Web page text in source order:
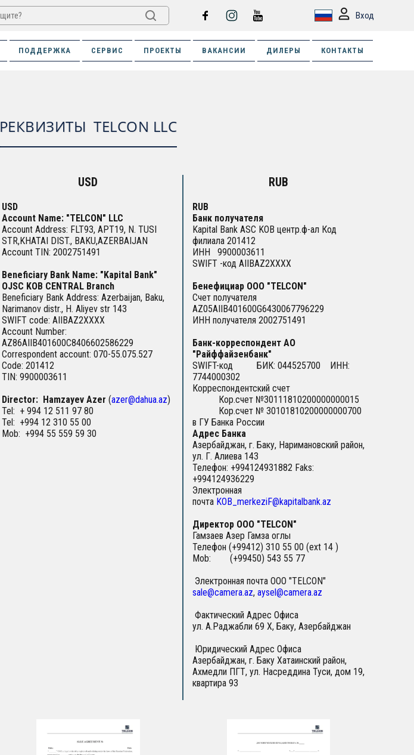
Вход
ПОДДЕРЖКА СЕРВИС ПРОЕКТЫ ВАКАНСИИ ДИЛЕРЫ КОНТАКТЫ
РЕКВИЗИТЫ TELCON LLC
USD
USD
Account Name: ″TELCON″ LLC
Account Address: FLT93, APT19, N. TUSI
STR,KHATAI DIST., BAKU,AZERBAIJAN
Account TIN: 2002751491
Beneficiary Bank Name: "Kapital Bank"
OJSC KOB CENTRAL Branch
Beneficiary Bank Address: Azerbaijan, Baku,
Narimanov distr., H. Aliyev str 143
SWIFT code: AIIBAZ2XXXX
Account Number:
AZ86AIIB401600C8406602586229
Correspondent account: 070-55.075.527
Code: 201412
TIN: 9900003611
Director: Hamzayev Azer(azer@dahua.az)
Tel: + 994 12 511 97 80
Tel: +994 12 310 55 00
Mob: +994 55 559 59 30
RUB
RUB
Банк получателя
Kapital Bank ASC KOB центр.ф-ал Код
филиала 201412
ИНН 9900003611
SWIFT -код AIIBAZ2XXXX
Бенефициар ООО ″TELCON″
Счет получателя
AZ05AIIB401600G6430067796229
ИНН получателя 2002751491
Банк-корреспондент АО
"Райффайзенбанк"
SWIFT-код БИК: 044525700 ИНН:
7744000302
Корреспондентский счет
Кор.счет №30111810200000000015
Кор.счет № 30101810200000000700
в ГУ Банка России
Адрес Банка
Азербайджан, г. Баку, Наримановский район,
ул. Г. Алиева 143
Телефон: +994124931882 Faks:
+994124936229
Электронная
почта KOB_merkeziF@kapitalbank.az
Директор ООО ″TELCON″
Гамзаев Азер Гамза оглы
Телефон (+99412) 310 55 00 (ext 14 )
Mob: (+99450) 543 55 77
Электронная почта ООО ″TELCON″
sale@camera.az, aysel@camera.az
Фактический Адрес Офиса
ул. А.Раджабли 69 X, Баку, Азербайджан
Юридический Адрес Офиса
Азербайджан, г. Баку Хатаинский район,
Ахмедли ПГТ, ул. Насреддина Туси, дом 19,
квартира 93